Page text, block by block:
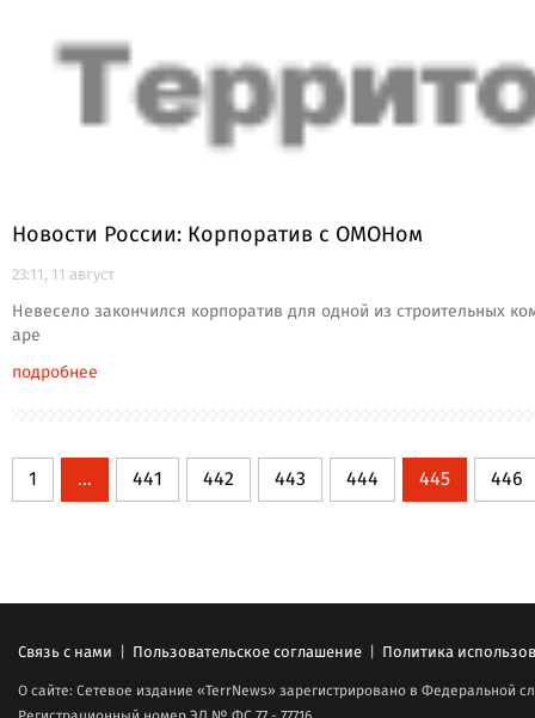
Новости России: Корпоратив с ОМОНом
23:11, 11 август
Невесело закончился корпоратив для одной из строительных
аре
подробнее
1 ... 441 442 443 444 445 446
Связь с нами | Пользовательское соглашение | Политика
О сайте: Сетевое издание «TerrNews» зарегистрировано в Федеральной